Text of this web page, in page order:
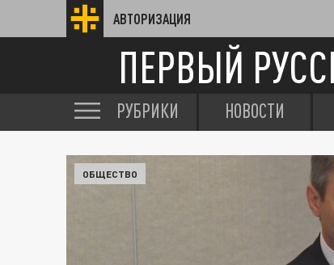
АВТОРИЗАЦИЯ
ПЕРВЫЙ
РУБРИКИ НОВОСТИ
ОБЩЕСТВО